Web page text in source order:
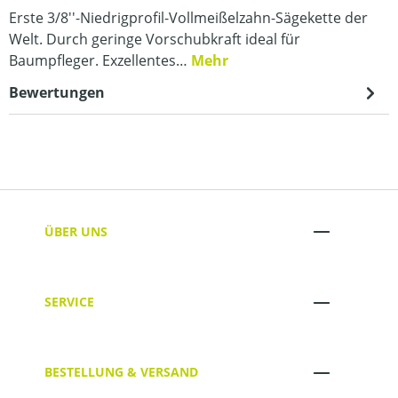
Erste 3/8''-Niedrigprofil-Vollmeißelzahn-Sägekette der
Welt. Durch geringe Vorschubkraft ideal für
Baumpfleger. Exzellentes… Mehr
Bewertungen
ÜBER UNS
SERVICE
BESTELLUNG & VERSAND